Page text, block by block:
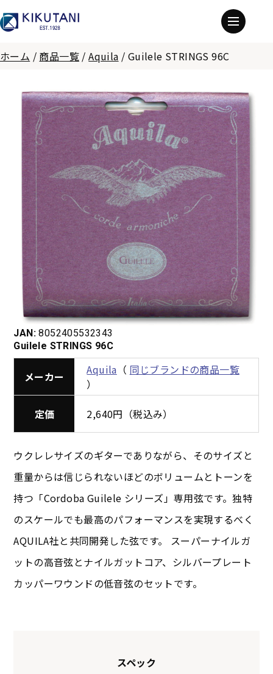
ホーム / 商品一覧 /Aquila / Guilele STRINGS 96C
JAN: 8052405532343
Guilele STRINGS 96C
メーカー Aquila （ 同じブランドの商品一覧
）
定価 2,640円（税込み）
ウクレレサイズのギターでありながら、そのサイズと
重量からは信じられないほどのボリュームとトーンを
持つ「Cordoba Guilele シリーズ」専用弦です。独特
のスケールでも最高のパフォーマンスを実現するべく
AQUILA社と共同開発した弦です。 スーパーナイルガ
ットの高音弦とナイルガットコア、シルバープレート
カッパーワウンドの低音弦のセットです。
スペック